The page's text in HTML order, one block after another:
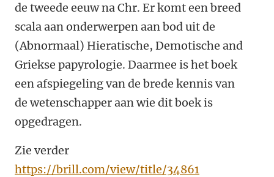
de tweede eeuw na Chr. Er komt een breed
scala aan onderwerpen aan bod uit de
(Abnormaal) Hieratische, Demotische and
Griekse papyrologie. Daarmee is het boek
een afspiegeling van de brede kennis van
de wetenschapper aan wie dit boek is
opgedragen.
Zie verder
https://brill.com/view/title/34861